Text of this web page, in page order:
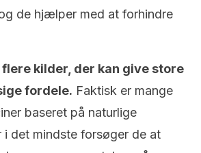
de hjælper med at forhindre
kilder, der kan give store
fordele. Faktisk er mange
baseret på naturlige
i det mindste forsøger de at